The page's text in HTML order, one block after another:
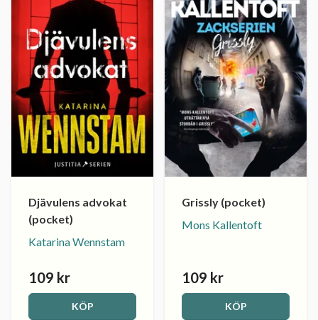
Djävulens advokat
(pocket)
Katarina Wennstam
109 kr
KÖP
Grissly (pocket)
Mons Kallentoft
109 kr
KÖP